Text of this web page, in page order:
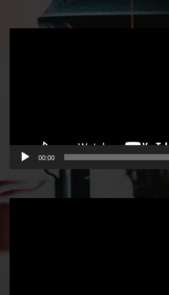
00:00
Video